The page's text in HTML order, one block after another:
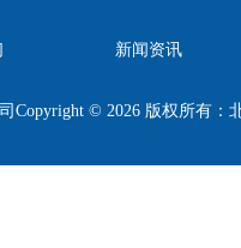
新闻资讯
Copyright © 2026 版权所有